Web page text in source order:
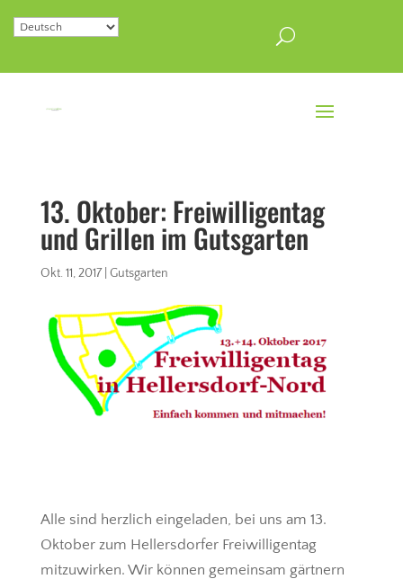
13. Oktober: Freiwilligentag
und Grillen im Gutsgarten
Okt. 11, 2017| Gutsgarten
Alle sind herzlich eingeladen, bei uns am 13.
Oktober zum Hellersdorfer Freiwilligentag
mitzuwirken. Wir können gemeinsam gärtnern